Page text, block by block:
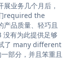
业务几个月后，
required the
品质量、轻巧且
有为此提供足够
了 many different
部分，并且笨重且